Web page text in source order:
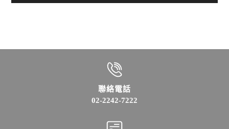
聯絡電話
02-2242-7222